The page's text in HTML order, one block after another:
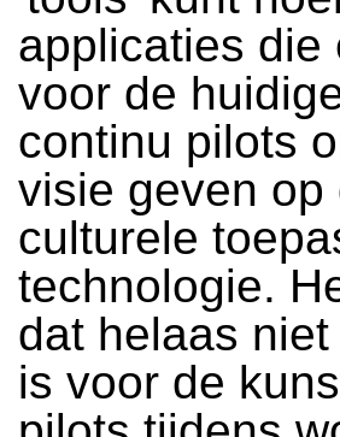
applicaties die
voor de
continu pilots
visie geven
culturele
technologie.
dat helaas
is voor de